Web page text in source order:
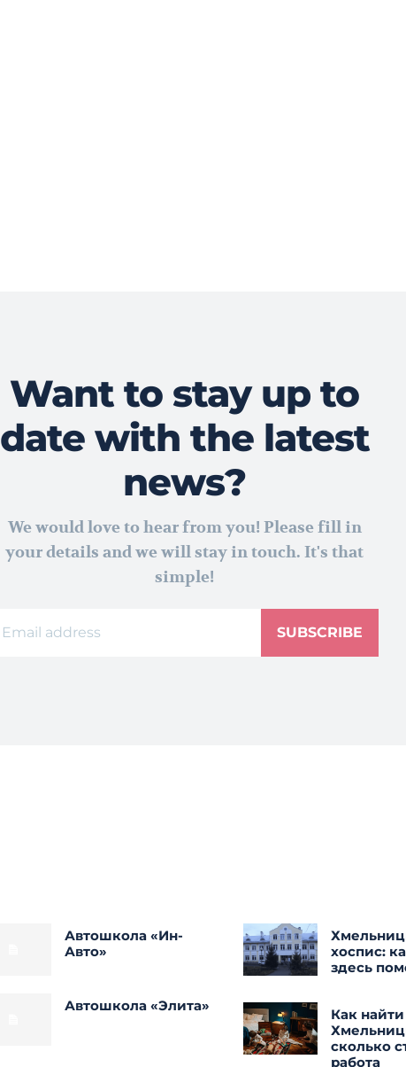
Want to stay up to
date with the latest
news?
We would love to hear from you! Please fill in
your details and we will stay in touch. It's that
simple!
SUBSCRIBE
Автошкола «Ин-
Авто»
Автошкола «Элита»
хоспис:
здесь
Как
сколько
работа